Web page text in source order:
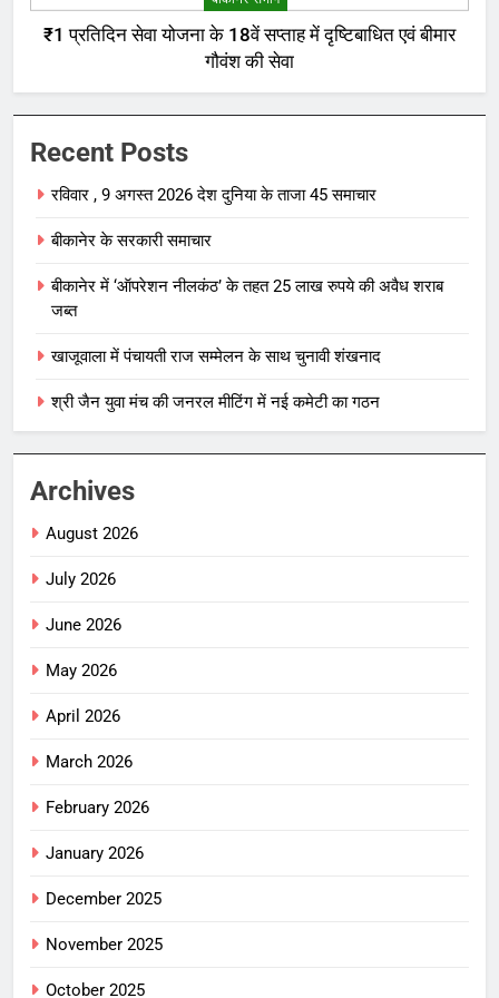
₹1 प्रतिदिन सेवा योजना के 18वें सप्ताह में दृष्टिबाधित एवं बीमार
गौवंश की सेवा
Recent Posts
रविवार , 9 अगस्त 2026 देश दुनिया के ताजा 45 समाचार
बीकानेर के सरकारी समाचार
बीकानेर में ‘ऑपरेशन नीलकंठ’ के तहत 25 लाख रुपये की अवैध शराब
जब्त
खाजूवाला में पंचायती राज सम्मेलन के साथ चुनावी शंखनाद
श्री जैन युवा मंच की जनरल मीटिंग में नई कमेटी का गठन
Archives
August 2026
July 2026
June 2026
May 2026
April 2026
March 2026
February 2026
January 2026
December 2025
November 2025
October 2025